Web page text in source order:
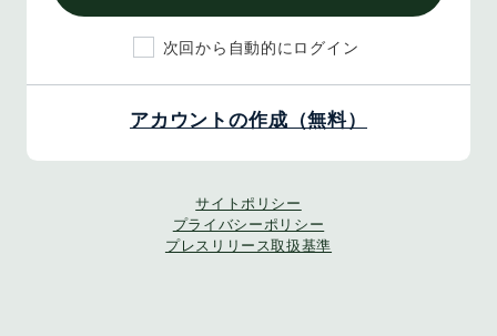
次回から自動的にログイン
アカウントの作成（無料）
サイトポリシー
プライバシーポリシー
プレスリリース取扱基準